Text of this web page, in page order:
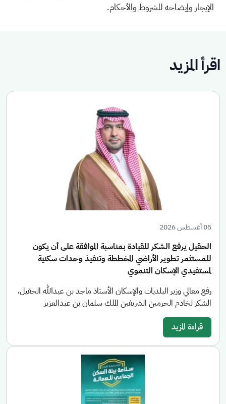
الإيجار وإيضاحه للشروط والأحكام.
اقرأ المزيد
05 أغسطس 2026
الحقيل يرفع الشكر للقيادة بمناسبة الموافقة على أن يكون
للمستثمر تطوير الأراضي المخططة وتنفيذ وحدات سكنية
لمستفيدي الإسكان التنموي
رفع معالي وزير البلديات والإسكان الأستاذ ماجد بن عبدالله الحقيل،
الشكر لخادم الحرمين الشريفين الملك سلمان بن عبدالعزيز
قراءة المزيد